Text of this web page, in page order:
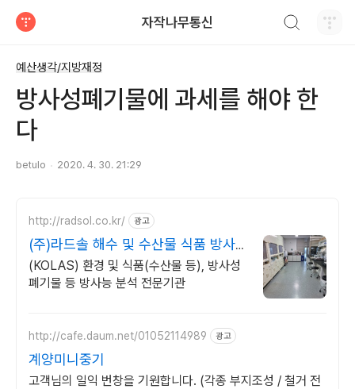
자작나무통신
예산생각/지방재정
방사성폐기물에 과세를 해야 한
다
betulo 2020. 4. 30. 21:29
http://radsol.co.kr/ 광고
(주)라드솔 해수 및 수산물 식품 방사
능분석전문기관
(KOLAS) 환경 및 식품(수산물 등), 방사성
폐기물 등 방사능 분석 전문기관
http://cafe.daum.net/01052114989 광고
계양미니중기
고객님의 일익 번창을 기원합니다. (각종 부지조성 / 철거 전